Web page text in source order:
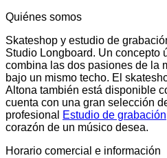
Quiénes somos
Skateshop y estudio de
Studio Longboard. Un concepto
combina las dos pasiones de la
bajo un mismo techo. El
Altona también está disponible
cuenta con una gran selección
profesional
Estudio de grabación
corazón de un músico desea.
Horario comercial e información